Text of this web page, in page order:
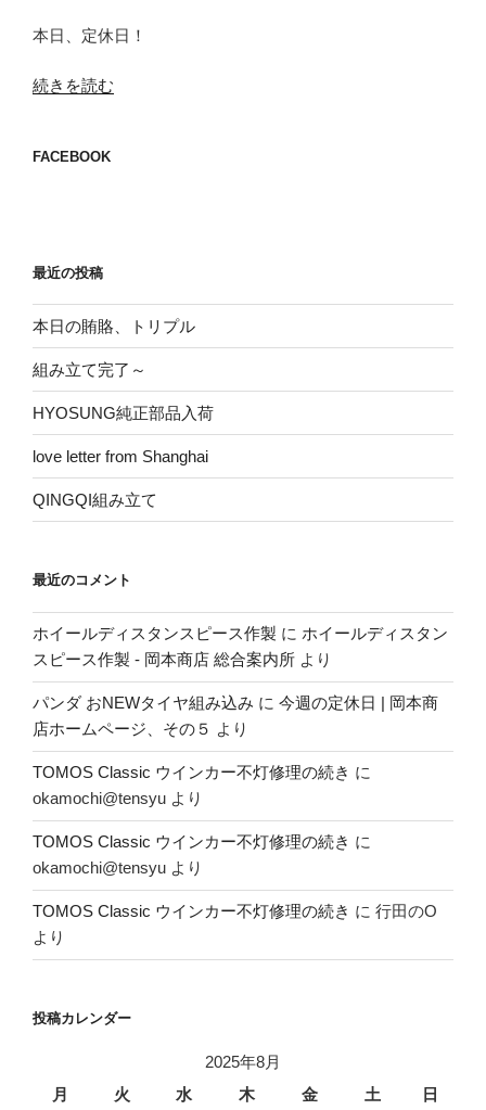
本日、定休日！
“ボ
ー
の
続きを読む
FACEBOOK
最近の投稿
本日の賄賂、トリプル
組み立て完了～
HYOSUNG純正部品入荷
love letter from Shanghai
QINGQI組み立て
最近のコメント
ホイールディスタンスピース作製 に ホイールディスタン
スピース作製 - 岡本商店 総合案内所 より
パンダ おNEWタイヤ組み込み に 今週の定休日 | 岡本商
店ホームページ、その５ より
TOMOS Classic ウインカー不灯修理の続き に
okamochi@tensyu より
TOMOS Classic ウインカー不灯修理の続き に
okamochi@tensyu より
TOMOS Classic ウインカー不灯修理の続き に 行田のO
より
投稿カレンダー
2025年8月
月
火 水 木 金 土 日